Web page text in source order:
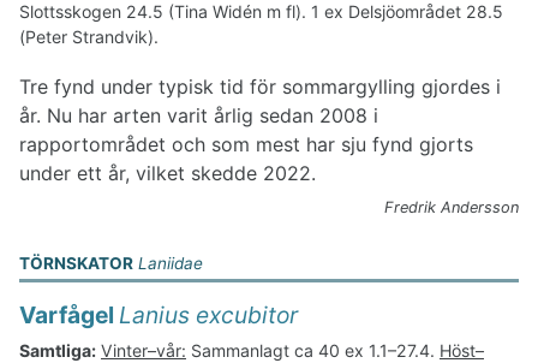
Sulfåglar
Pelikanfåglar
Ugglefåglar
Hökfåglar
Praktfåglar
Hackspettartade fåglar
Slottsskogen 24.5 (Tina Widén m fl). 1 ex Delsjöområdet 28.5
(Peter Strandvik).
Tre fynd under typisk tid för sommargylling gjordes i
år. Nu har arten varit årlig sedan 2008 i
rapportområdet och som mest har sju fynd gjorts
under ett år, vilket skedde 2022.
Fredrik Andersson
TÖRNSKATOR Laniidae
Varfågel Lanius excubitor
Samtliga: Vinter–vår: Sammanlagt ca 40 ex 1.1–27.4. Höst–